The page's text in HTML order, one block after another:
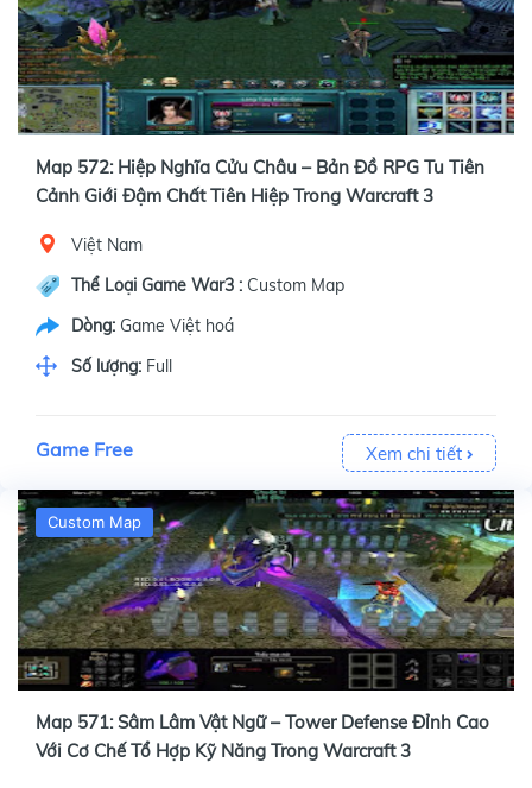
Map 572: Hiệp Nghĩa Cửu Châu – Bản Đồ RPG Tu Tiên
Cảnh Giới Đậm Chất Tiên Hiệp Trong Warcraft 3
Việt Nam
Thể Loại Game War3 : Custom Map
Dòng: Game Việt hoá
Số lượng: Full
Game Free Xem chi tiết
Custom Map
Map 571: Sâm Lâm Vật Ngữ – Tower Defense Đỉnh Cao
Với Cơ Chế Tổ Hợp Kỹ Năng Trong Warcraft 3